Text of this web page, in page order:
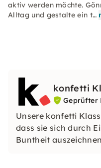
aktiv werden möchte.
Alltag und gestalte ein t…
konfetti
Geprüfter
Unsere konfetti
dass sie sich durch
Buntheit